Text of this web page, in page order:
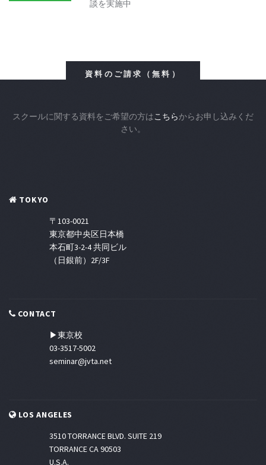
談を実施中
資料のご請求（無料）
スクールに関する資料をご希望の方はこちらからお申し込みくだ
さい。
TOKYO
〒103-0021
東京都中央区日本橋
本石町3-2-4 共同ビル
（日銀前）2F/3F
CONTACT
▶東京校
03-3517-5002
seminar@jvta.net
LOS ANGELES
3510 TORRANCE BLVD. SUITE 219
TORRANCE CA 90503
U.S.A.